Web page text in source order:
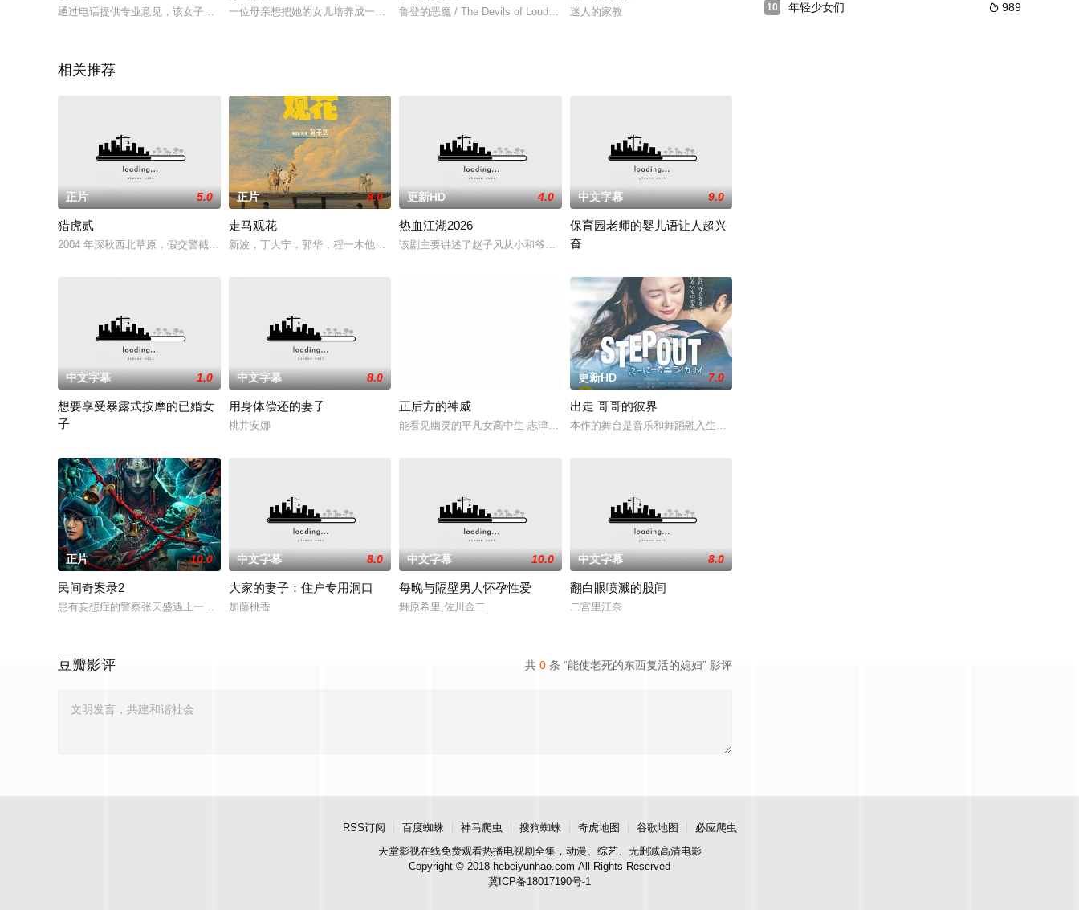
通过电话提供专业意见，该女子意识到她已经奏响了浪漫...一位母亲想把她的女儿培养成一个电影明星，为达到目的，这位母亲不惜做任何事情 - 和有她的女儿做任何事情 - 使之成为现实。
鲁登的恶魔 / The Devils of Loudun / Die Teufel / Ken Russell's Film of The Devils
迷人的家教
相关推荐
正片 5.0
猎虎贰
2004 年深秋西北草原，假交警截停铜矿押运车，炸药破箱、两命陨灭，悍匪携枪遁入茫茫戈壁。刑警杨志刚凭现场足迹与痕迹精准锁凶，追凶途中接连牵出牧民灭口、矿场内鬼、信用社惊天劫案，亡命团伙内讧反杀、边
正片 8.0
走马观花
新波，丁大宁，郭华，程一木他们毕业于同一所大学。他们和很多年轻人一样，自以为是，敏感错弱，没有被认可的才华。他们来自不同的地方，却有一个共同的愿望“出人头地”。在
更新HD 4.0
热血江湖2026
该剧主要讲述了赵子风从小和爷爷在乡下习武，长大后从乡野来到大城市寻找自己的一处立足之地。在这样一个充满快节奏、充满利益的城市，
中文字幕 9.0
保育园老师的婴儿语让人超兴
奋
中文字幕 1.0
想要享受暴露式按摩的已婚女
子
中文字幕 8.0
用身体偿还的妻子
桃井安娜
正后方的神威
能看见幽灵的平凡女高中生·志津香，利用容易吸引幽灵的特殊体质，从旁协助知名灵能力者·神威除灵。拥有压倒性灵力的神威，除灵方式却是前
更新HD 7.0
出走 哥哥的彼界
本作的舞台是音乐和舞蹈融入生活的冲绳。与母亲朱音、妹妹舞一起生活的照屋踊，憧憬舞蹈学校的丽莎，
正片 10.0
民间奇案录2
患有妄想症的警察张天盛遇上一起离奇的神像杀人事件，勘案过程中，牵引出“婴胎报仇”，“娘娘索命”等一连串妖异事件，张天盛虽被种种诡怪幻象阻碍，却坚信这是藏在迷信后的人为诡计，勇于向封建传统宣战，敢于破
中文字幕 8.0
大家的妻子：住户专用洞口
加藤桃香
中文字幕 10.0
每晚与隔壁男人怀孕性爱
舞原希里,佐川金二
中文字幕 8.0
翻白眼喷溅的股间
二宫里江奈
共 0 条 “能使老死的东西复活的媳妇” 影评
豆瓣影评
10  989
年轻少女们
RSS订阅 百度蜘蛛 神马爬虫 搜狗蜘蛛 奇虎地图 谷歌地图
必应爬虫
天堂影视在线免费观看热播电视剧全集，动漫、综艺、无删减高清电影
Copyright © 2018 hebeiyunhao.com All Rights Reserved
冀ICP备18017190号-1